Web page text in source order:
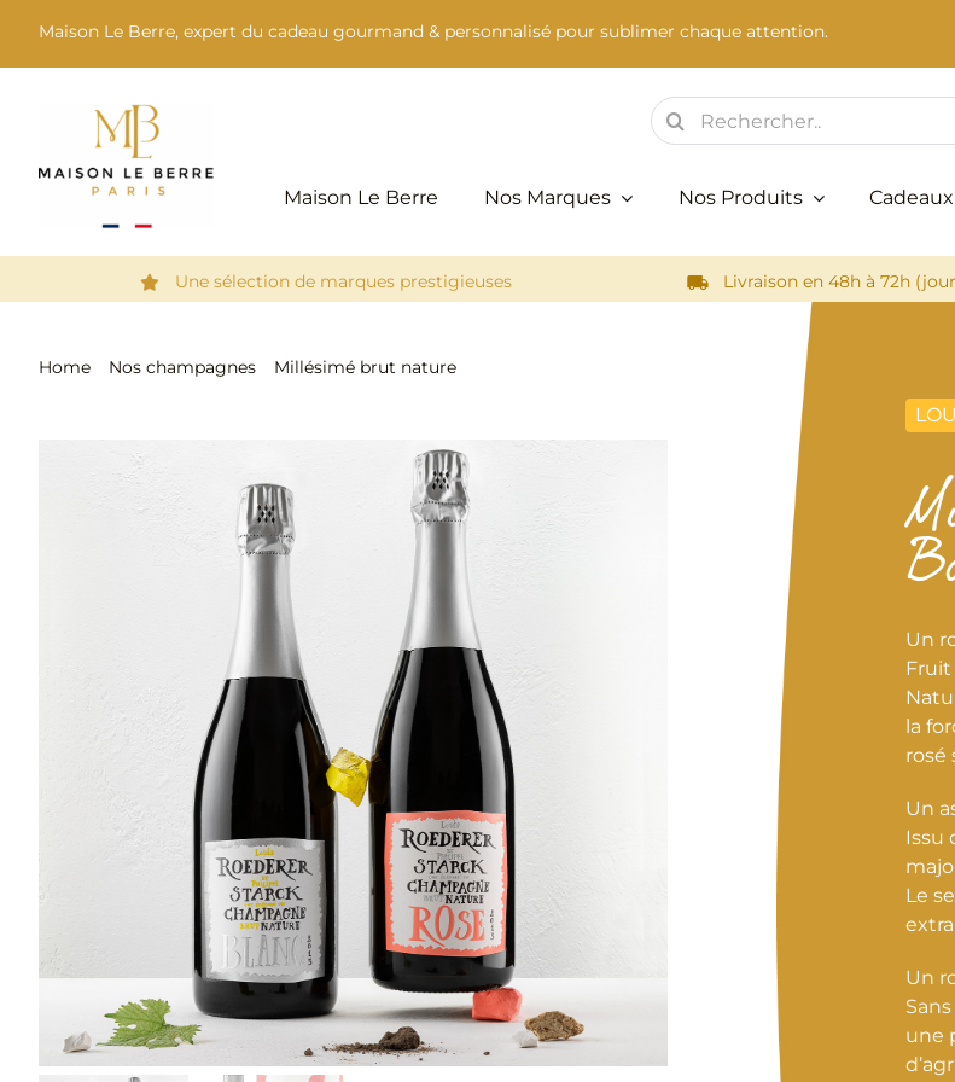
contenu
Maison Le Berre, expert du cadeau gourmand & personnalisé pour sublimer chaque attention.
Rechercher:
Maison Le Berre Nos Marques Nos Produits
Une sélection de marques prestigieuses Livraison en 48h à 72h
Home Nos champagnes
Millésimé brut nature
Un
Fruit
la
rosé
Un
Issu
Le
Un
une